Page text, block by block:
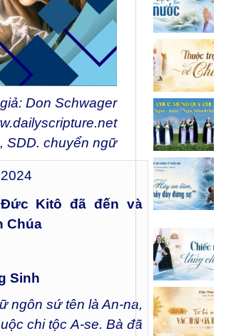
Don Schwager
SDD. chuyển ngữ
Kitô đã đến và
Chúa
Sinh
ngôn sứ tên là An-na,
chi tộc A-se. Bà đã